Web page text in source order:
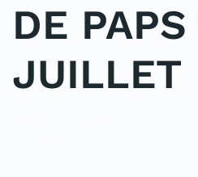
DE
JUILLET